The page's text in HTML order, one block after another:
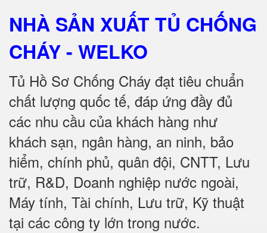
NHÀ SẢN XUẤT TỦ CHỐNG
CHÁY- WELKO
Tủ Hồ Sơ Chống Cháy đạt tiêu chuẩn
chất lượng quốc tế, đáp ứng đầy đủ
các nhu cầu của khách hàng như
khách sạn, ngân hàng, an ninh, bảo
hiểm, chính phủ, quân đội, CNTT, Lưu
trữ, R&D, Doanh nghiệp nước ngoài,
Máy tính, Tài chính, Lưu trữ, Kỹ thuật
tại các công ty lớn trong nước.